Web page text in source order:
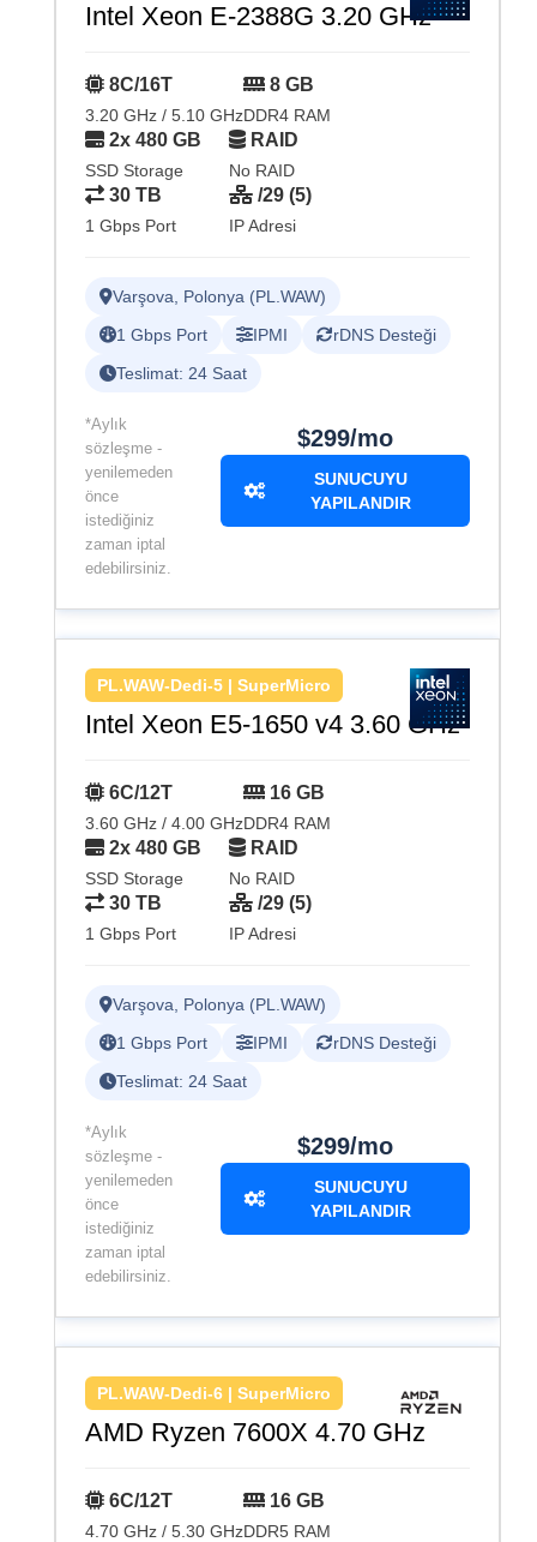
Intel Xeon E-2388G 3.20 GHz
8C/16T
3.20 GHz / 5.10 GHz
8 GB
DDR4 RAM
2x 480 GB
SSD Storage
RAID
No RAID
30 TB
1 Gbps Port
/29 (5)
IP Adresi
Varşova, Polonya (PL.WAW)
1 Gbps Port
IPMI
rDNS Desteği
Teslimat: 24 Saat
*Aylık
sözleşme -
yenilemeden
önce
istediğiniz
zaman iptal
edebilirsiniz.
$299/mo
SUNUCUYU
YAPILANDIR
PL.WAW-Dedi-5 | SuperMicro
Intel Xeon E5-1650 v4 3.60 GHz
6C/12T
3.60 GHz / 4.00 GHz
16 GB
DDR4 RAM
2x 480 GB
SSD Storage
RAID
No RAID
30 TB
1 Gbps Port
/29 (5)
IP Adresi
Varşova, Polonya (PL.WAW)
1 Gbps Port
IPMI
rDNS Desteği
Teslimat: 24 Saat
*Aylık
sözleşme -
yenilemeden
önce
istediğiniz
zaman iptal
edebilirsiniz.
$299/mo
SUNUCUYU
YAPILANDIR
PL.WAW-Dedi-6 | SuperMicro
AMD Ryzen 7600X 4.70 GHz
6C/12T
4.70 GHz / 5.30 GHz
16 GB
DDR5 RAM